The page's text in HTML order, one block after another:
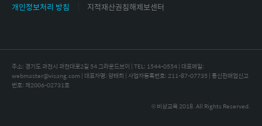
개인정보처리 방침
지적재산권침해제보센터
주소: 경기도 과천시 과천대로2길 54 그라운드브이 | TEL: 1544-0554 | 대표메일:
webmaster@visang.com | 대표자명: 양태회 | 사업자등록번호: 211-87-07735 | 통신판매업신고
번호: 제2006-02731호
© 비상교육 2018. All Rights Reserved.